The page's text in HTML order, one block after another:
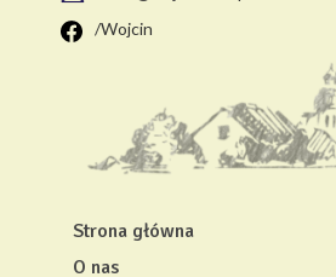
/Wojcin
Strona główna
O nas